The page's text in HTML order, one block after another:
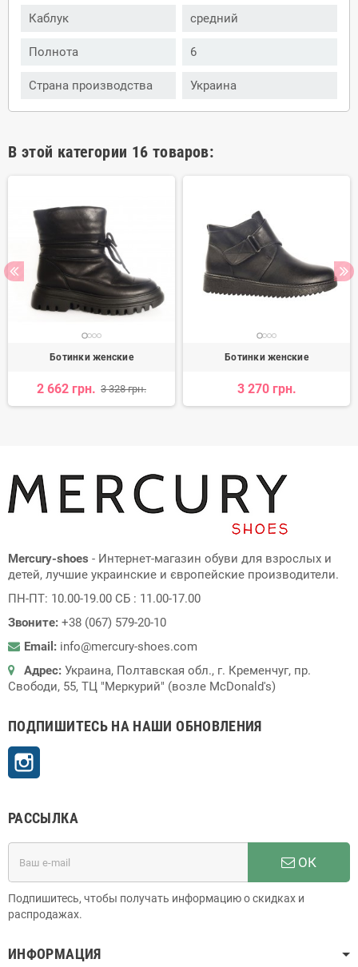
Каблук средний
Полнота 6
Страна производства Украина
В этой категории 16 товаров:
Ботинки женские
2 662 грн. 3 328 грн.
Ботинки женские
3 270 грн.
Mercury-shoes - Интернет-магазин обуви для взрослых и
детей, лучшие украинские и європейские производители.
ПН-ПТ: 10.00-19.00 СБ : 11.00-17.00
Звоните: +38 (067) 579-20-10
Email: info@mercury-shoes.com
Адрес: Украина, Полтавская обл., г. Кременчуг, пр.
Свободи, 55, ТЦ "Меркурий" (возле McDonald's)
ПОДПИШИТЕСЬ НА НАШИ ОБНОВЛЕНИЯ
РАССЫЛКА
ОК
Подпишитесь, чтобы получать информацию о скидках и
распродажах.
ИНФОРМАЦИЯ